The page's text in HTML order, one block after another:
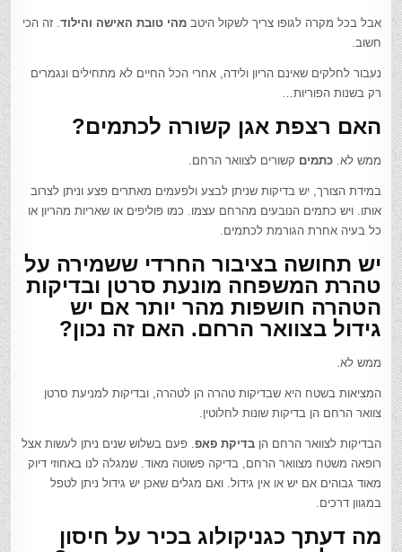
אבל בכל מקרה לגופו צריך לשקול היטבמהי טובת האישה והילוד . זה הכי
חשוב.
נעבור לחלקים שאינם הריון ולידה, אחרי הכל החיים לא מתחילים ונגמרים
רק בשנות הפוריות…
האם רצפת אגן קשורה לכתמים?
ממש לא.כתמים קשורים לצוואר הרחם.
במידת הצורך, יש בדיקות שניתן לבצע ולפעמים מאתרים פצע וניתן לצרוב
אותו. ויש כתמים הנובעים מהרחם עצמו. כמו פוליפים או שאריות מהריון או
כל בעיה אחרת הגורמת לכתמים.
יש תחושה בציבור החרדי ששמירה על
טהרת המשפחה מונעת סרטן ובדיקות
הטהרה חושפות מהר יותר אם יש
גידול בצוואר הרחם. האם זה נכון?
ממש לא.
המציאות בשטח היא שבדיקות טהרה הן לטהרה, ובדיקות למניעת סרטן
צוואר הרחם הן בדיקות שונות לחלוטין.
הבדיקות לצוואר הרחם הןבדיקת פאפ . פעם בשלוש שנים ניתן לעשות אצל
רופאה משטח מצוואר הרחם, בדיקה פשוטה מאוד. שמגלה לנו באחוזי דיוק
מאוד גבוהים אם יש או אין גידול. ואם מגלים שאכן יש גידול ניתן לטפל
במגוון דרכים.
מה דעתך כגניקולוג בכיר על חיסון